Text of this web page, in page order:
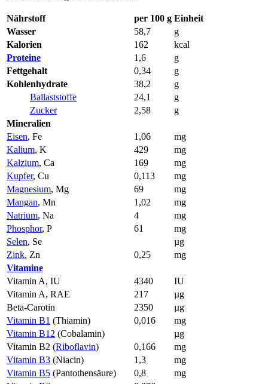
Nährstoff per 100 g Einheit
Wasser
58,7
g
Kalorien
162
kcal
Proteine
1,6
g
Fettgehalt
0,34
g
Kohlenhydrate
38,2
g
Ballaststoffe
24,1
g
Zucker
2,58
g
Mineralien
Eisen, Fe 1,06
mg
Kalium, K 429
mg
Kalzium, Ca 169
mg
Kupfer, Cu 0,113
mg
Magnesium, Mg 69
mg
Mangan, Mn 1,02
mg
Natrium, Na 4
mg
Phosphor, P 61
mg
Selen, Se
µg
Zink, Zn 0,25
mg
Vitamine
Vitamin A, IU
4340
IU
Vitamin A, RAE
217
µg
Beta-Carotin
2350
µg
Vitamin B1 (Thiamin) 0,016
mg
Vitamin B12 (Cobalamin)
µg
Vitamin B2 (Riboflavin) 0,166
mg
Vitamin B3 (Niacin) 1,3
mg
Vitamin B5 (Pantothensäure) 0,8
mg